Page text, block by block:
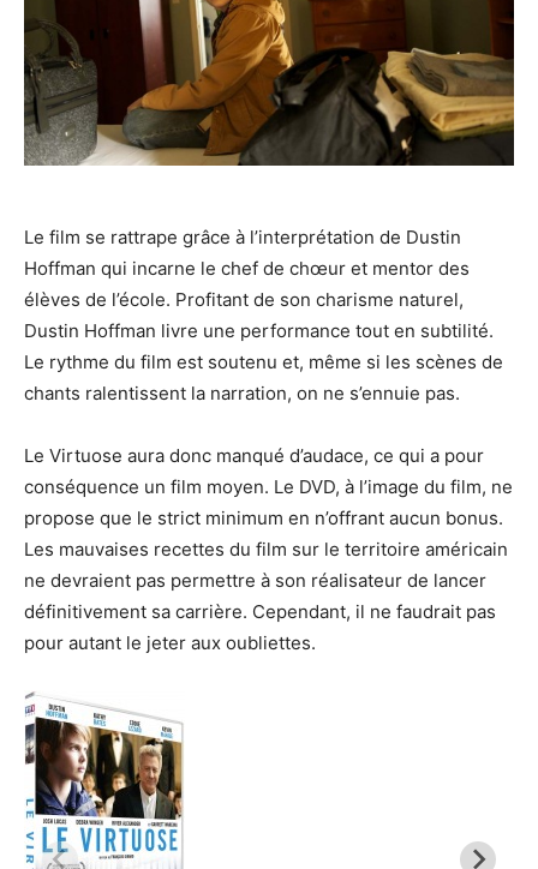
Le film se rattrape grâce à l’interprétation de Dustin
Hoffman qui incarne le chef de chœur et mentor des
élèves de l’école. Profitant de son charisme naturel,
Dustin Hoffman livre une performance tout en subtilité.
Le rythme du film est soutenu et, même si les scènes de
chants ralentissent la narration, on ne s’ennuie pas.
Le Virtuose aura donc manqué d’audace, ce qui a pour
conséquence un film moyen. Le DVD, à l’image du film, ne
propose que le strict minimum en n’offrant aucun bonus.
Les mauvaises recettes du film sur le territoire américain
ne devraient pas permettre à son réalisateur de lancer
définitivement sa carrière. Cependant, il ne faudrait pas
pour autant le jeter aux oubliettes.